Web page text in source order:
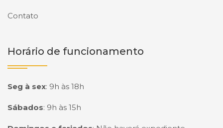
Contato
Horário de funcionamento
Seg à sex: 9h às 18h
Sábados: 9h às 15h